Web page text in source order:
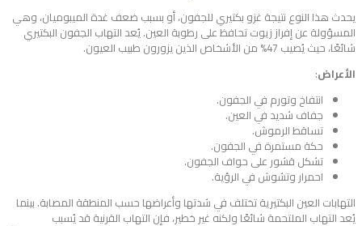
يحدث هذا النوع نتيجة غزو بكتيري للجفون، أو بسبب ضعف غدة الميبوميان، وهي
المسؤولة عن إفراز زيوت تحافظ على رطوبة العين. يُعد التهاب الجفون البكتيري
شائعًا، حيث يُصيب 47% من الأشخاص الذين يزورون طبيب العيون.
الأعراض:
انتفاخ وتورم في الجفون.
جفاف شديد في العين.
تساقط الرموش.
حكة مستمرة في الجفون.
تشكل قشور على حواف الجفون.
احمرار وتشوش في الرؤية.
التهابات العين البكتيرية تختلف في شدتها وأعراضها حسب المنطقة المصابة. بينما
يُعد التهاب الملتحمة شائعًا ولكنه غير خطير، فإن التهاب القرنية قد يُسبب